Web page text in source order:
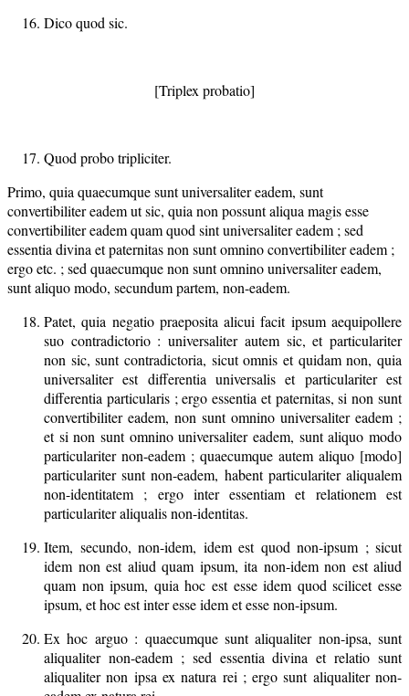
Dico quod sic.
[Triplex probatio]
Quod probo tripliciter.
Primo, quia quaecumque sunt universaliter eadem, sunt
convertibiliter eadem ut sic, quia non possunt aliqua magis esse
convertibiliter eadem quam quod sint universaliter eadem ; sed
essentia divina et paternitas non sunt omnino convertibiliter eadem ;
ergo etc. ; sed quaecumque non sunt omnino universaliter eadem,
sunt aliquo modo, secundum partem, non-eadem.
Patet, quia negatio praeposita alicui facit ipsum aequipollere
suo contradictorio : universaliter autem sic, et particulariter
non sic, sunt contradictoria, sicut omnis et quidam non, quia
universaliter est differentia universalis et particulariter est
differentia particularis ; ergo essentia et paternitas, si non sunt
convertibiliter eadem, non sunt omnino universaliter eadem ;
et si non sunt omnino universaliter eadem, sunt aliquo modo
particulariter non-eadem ; quaecumque autem aliquo [modo]
particulariter sunt non-eadem, habent particulariter aliqualem
non-identitatem ; ergo inter essentiam et relationem est
particulariter aliqualis non-identitas.
Item, secundo, non-idem, idem est quod non-ipsum ; sicut
idem non est aliud quam ipsum, ita non-idem non est aliud
quam non ipsum, quia hoc est esse idem quod scilicet esse
ipsum, et hoc est inter esse idem et esse non-ipsum.
Ex hoc arguo : quaecumque sunt aliqualiter non-ipsa, sunt
aliqualiter non-eadem ; sed essentia divina et relatio sunt
aliqualiter non ipsa ex natura rei ; ergo sunt aliqualiter non-